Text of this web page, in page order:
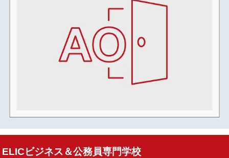
ELICビジネス＆公務員専門学校